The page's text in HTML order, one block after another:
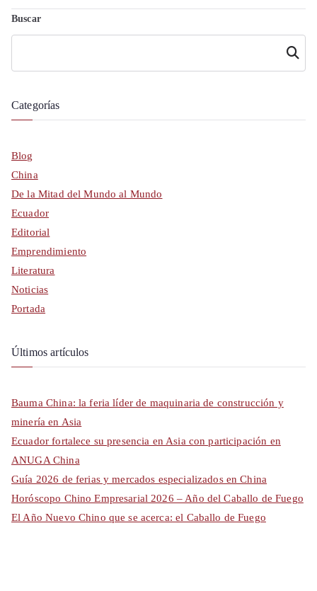
Buscar
Buscar
Categorías
Blog
China
De la Mitad del Mundo al Mundo
Ecuador
Editorial
Emprendimiento
Literatura
Noticias
Portada
Últimos artículos
Bauma China: la feria líder de maquinaria de construcción y
minería en Asia
Ecuador fortalece su presencia en Asia con participación en
ANUGA China
Guía 2026 de ferias y mercados especializados en China
Horóscopo Chino Empresarial 2026 – Año del Caballo de Fuego
El Año Nuevo Chino que se acerca: el Caballo de Fuego